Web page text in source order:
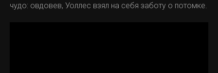
чудо: овдовев, Уоллес взял на себя заботу о потомке.